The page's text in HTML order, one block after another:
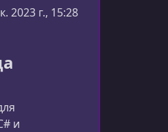
вас ждёт в
за
р
2023 г., 15:28
и